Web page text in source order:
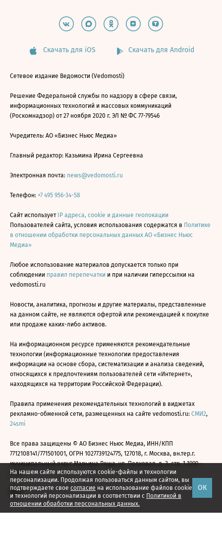
На нашем сайте используются cookie-файлы и технологии
персонализации. Продолжая пользоваться данным сайтом, вы
подтверждаете свое согласие на использование файлов cookie
и технологий персонализации в соответствии с Политикой в
отношении обработки персональных данных.
ОК
Скачать для iOS Скачать для Android
Сетевое издание Ведомости (Vedomosti)
Решение Федеральной службы по надзору в сфере связи,
информационных технологий и массовых коммуникаций
(Роскомнадзор) от 27 ноября 2020 г. ЭЛ № ФС 77-79546
Учредитель: АО «Бизнес Ньюс Медиа»
Главный редактор: Казьмина Ирина Сергеевна
Электронная почта: news@vedomosti.ru
Телефон: +7 495 956-34-58
Сайт использует IP адреса, cookie и данные геолокации
Пользователей сайта, условия использования содержатся в Политике
в отношении обработки персональных данных АО «Бизнес Ньюс
Медиа»
Любое использование материалов допускается только при
соблюдении правил перепечатки и при наличии гиперссылки на
vedomosti.ru
Новости, аналитика, прогнозы и другие материалы, представленные
на данном сайте, не являются офертой или рекомендацией к покупке
или продаже каких-либо активов.
На информационном ресурсе применяются рекомендательные
технологии (информационные технологии предоставления
информации на основе сбора, систематизации и анализа сведений,
относящихся к предпочтениям пользователей сети «Интернет»,
находящихся на территории Российской Федерации).
Правила применения рекомендательных технологий в виджетах
рекламно-обменной сети, размещенных на сайте vedomosti.ru: СМИ2,
24smi
Все права защищены © АО Бизнес Ньюс Медиа, ИНН/КПП
7712108141/771501001, ОГРН 1027739124775, 127018, г. Москва, вн.тер.г.
муниципальный округ Марьина Роща, ул. Полковая, д. 3, стр. 1 1999—
2026